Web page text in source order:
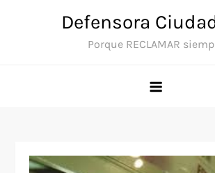
Defensora
Porque RECLAMAR